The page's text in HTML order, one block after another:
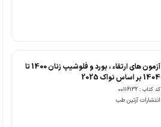
آزمون های ارتقاء ، بورد و فلوشیپ زنان 1400 تا
1404 بر اساس نواک 2025
کد کتاب : 00116132
انتشارات آرتین طب